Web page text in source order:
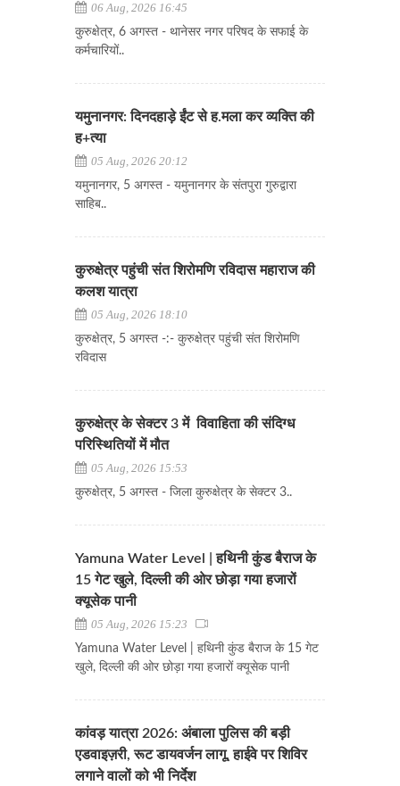
06 Aug, 2026 16:45
कुरुक्षेत्र, 6 अगस्त - थानेसर नगर परिषद के सफाई के
कर्मचारियों..
यमुनानगर: दिनदहाड़े ईंट से ह.मला कर व्यक्ति की
ह+त्या
05 Aug, 2026 20:12
यमुनानगर, 5 अगस्त - यमुनानगर के संतपुरा गुरुद्वारा
साहिब..
कुरुक्षेत्र पहुंची संत शिरोमणि रविदास महाराज की
कलश यात्रा
05 Aug, 2026 18:10
कुरुक्षेत्र, 5 अगस्त -:- कुरुक्षेत्र पहुंची संत शिरोमणि
रविदास
कुरुक्षेत्र के सेक्टर 3 में विवाहिता की संदिग्ध
परिस्थितियों में मौत
05 Aug, 2026 15:53
कुरुक्षेत्र, 5 अगस्त - जिला कुरुक्षेत्र के सेक्टर 3..
Yamuna Water Level | हथिनी कुंड बैराज के
15 गेट खुले, दिल्ली की ओर छोड़ा गया हजारों
क्यूसेक पानी
05 Aug, 2026 15:23
Yamuna Water Level | हथिनी कुंड बैराज के 15 गेट
खुले, दिल्ली की ओर छोड़ा गया हजारों क्यूसेक पानी
कांवड़ यात्रा 2026: अंबाला पुलिस की बड़ी
एडवाइज़री, रूट डायवर्जन लागू, हाईवे पर शिविर
लगाने वालों को भी निर्देश